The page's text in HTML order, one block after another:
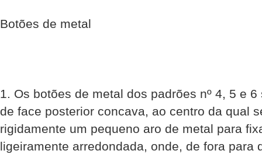
Botões de metal
1. Os botões de metal dos padrões nº 4, 5 e
de face posterior concava, ao centro da qual
rigidamente um pequeno aro de metal para
ligeiramente arredondada, onde, de fora para